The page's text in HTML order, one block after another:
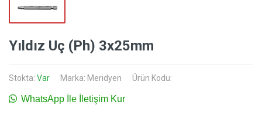
Yıldız Uç (Ph) 3x25mm
Stokta: Var Marka: Meridyen Ürün Kodu:
WhatsApp İle İletişim Kur